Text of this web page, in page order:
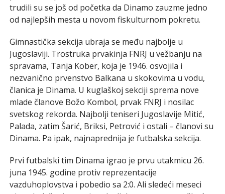
trudili su se još od početka da Dinamo zauzme jedno
od najlepših mesta u novom fiskulturnom pokretu.
Gimnastička sekcija ubraja se među najbolje u
Jugoslaviji. Trostruka prvakinja FNRJ u vežbanju na
spravama, Tanja Kober, koja je 1946. osvojila i
nezvanično prvenstvo Balkana u skokovima u vodu,
članica je Dinama. U kuglaškoj sekciji sprema nove
mlade članove Božo Kombol, prvak FNRJ i nosilac
svetskog rekorda. Najbolji teniseri Jugoslavije Mitić,
Palada, zatim Šarić, Briksi, Petrović i ostali – članovi su
Dinama. Pa ipak, najnaprednija je futbalska sekcija.
Prvi futbalski tim Dinama igrao je prvu utakmicu 26.
juna 1945. godine protiv reprezentacije
vazduhoplovstva i pobedio sa 2:0. Ali sledeći meseci